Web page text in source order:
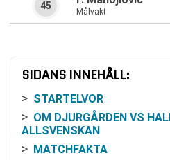
Målvakt
45
SIDANS INNEHÅLL:
STARTELVOR
OM DJURGÅRDEN VS
ALLSVENSKAN
MATCHFAKTA